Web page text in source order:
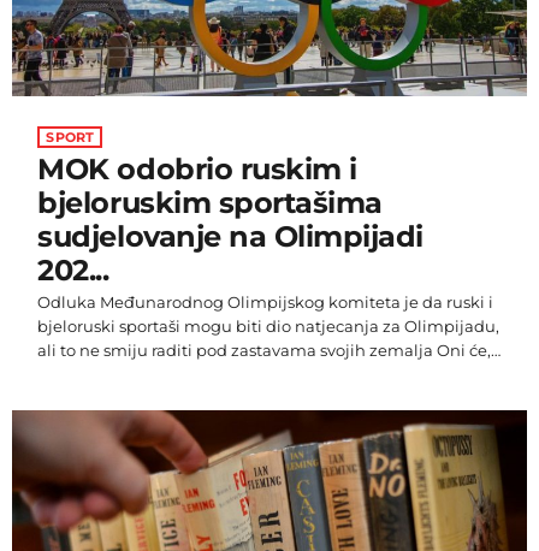
SPORT
MOK odobrio ruskim i
bjeloruskim sportašima
sudjelovanje na Olimpijadi
202...
Odluka Međunarodnog Olimpijskog komiteta je da ruski i
bjeloruski sportaši mogu biti dio natjecanja za Olimpijadu,
ali to ne smiju raditi pod zastavama svojih zemalja Oni će,
kako oni koji su javno podržavali agresiju Rusije na
Ukrajinu, te oni koji su povezani s ruskom vojskom
ugovorom, ne mogu nastupati. Na odluku je
reagirao Vladislav Heraskevič, sportaš koji je postao poznat
[…]